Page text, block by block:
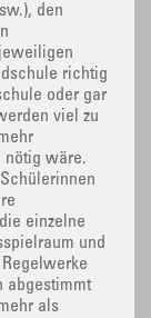
den
richtig
oder gar
viel zu
nötig wäre.
einzelne
und
abgestimmt
als